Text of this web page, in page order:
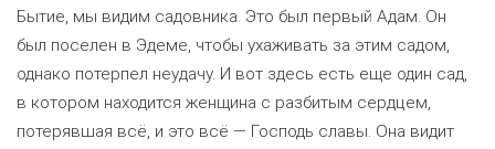
Бытие, мы видим садовника. Это был первый Адам. Он
был поселен в Эдеме, чтобы ухаживать за этим садом,
однако потерпел неудачу. И вот здесь есть еще один сад,
в котором находится женщина с разбитым сердцем,
потерявшая всё, и это всё — Господь славы. Она видит